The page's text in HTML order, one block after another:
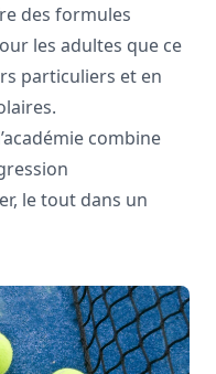
des formules
les adultes que ce
particuliers et en
combine
le tout dans un